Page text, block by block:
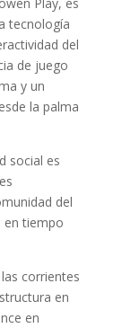
tecnología
del
de juego
y un
la palma
social es
del
en tiempo
corrientes
en
en